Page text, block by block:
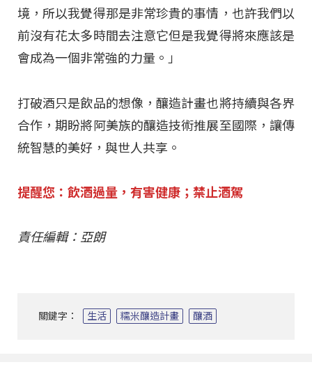
境，所以我覺得那是非常珍貴的事情，也許我們以
前沒有花太多時間去注意它但是我覺得將來應該是
會成為一個非常強的力量。」
打破酒只是飲品的想像，釀造計畫也將持續與各界
合作，期盼將阿美族的釀造技術推展至國際，讓傳
統智慧的美好，與世人共享。
提醒您：飲酒過量，有害健康；禁止酒駕
責任編輯：亞朗
關鍵字： 生活 糯米釀造計畫 釀酒